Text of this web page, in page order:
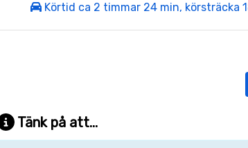
Körtid ca 2 timmar 24 min, körsträcka
Tänk på att...